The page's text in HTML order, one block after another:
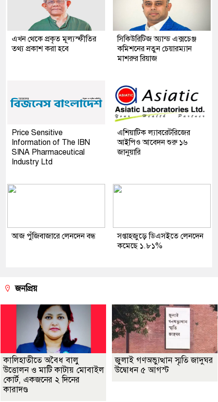
এখন থেকে প্রকৃত মূল্যস্ফীতির
তথ্য প্রকাশ করা হবে
সিকিউরিটিজ অ্যান্ড এক্সচেঞ্জ
কমিশনের নতুন চেয়ারম্যান
মাশরুর রিয়াজ
Price Sensitive
Information of The IBN
SINA Pharmaceutical
Industry Ltd
এশিয়াটিক ল্যাবরেটরিজের
আইপিও আবেদন শুরু ১৬
জানুয়ারি
আজ পুঁজিবাজারে লেনদেন বন্ধ
সপ্তাহজুড়ে ডিএসইতে লেনদেন
কমেছে ১.৮১%
জনপ্রিয়
কালিহাতীতে অবৈধ বালু
উত্তোলন ও মাটি কাটায় মোবাইল
কোর্ট, একজনের ২ দিনের
কারাদণ্ড
জুলাই গণঅভ্যুত্থান স্মৃতি জাদুঘর
উদ্বোধন ৫ আগস্ট